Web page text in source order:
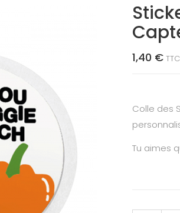
1,40 € TTC
Colle des
Tu aimes